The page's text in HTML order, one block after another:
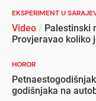
EKSPERIMENT U
Video / Palestinski
Provjeravao koliko
HOROR
godišnjaka na